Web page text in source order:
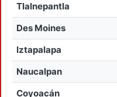
Tlalnepantla
Des Moines
Iztapalapa
Naucalpan
Coyoacán